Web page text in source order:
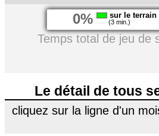
0% sur le terrain
(3 min.)
Temps total de jeu de
Le détail de tous
cliquez sur la ligne d'un